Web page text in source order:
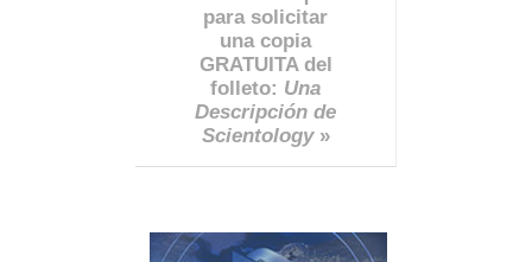
para solicitar
una copia
GRATUITA del
folleto: Una
Descripción de
Scientology»